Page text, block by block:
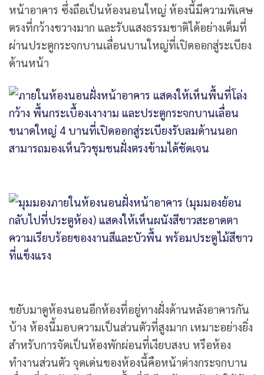
หน้าอาคาร ซึ่งถือเป็นห้องนอนใหญ่ ห้องนี้มีความพิเศษ
ตรงที่กว้างขวางมาก และรับแสงธรรมชาติได้อย่างเต็มที่
ผ่านประตูกระจกบานเลื่อนบานใหญ่ที่เปิดออกสู่ระเบียง
ด้านหน้า
ขยับมาดูห้องนอนอีกห้องที่อยู่ทางฝั่งด้านหลังอาคารกัน
บ้าง ห้องนี้มอบความเป็นส่วนตัวที่สูงมาก เหมาะอย่างยิ่ง
สำหรับการจัดเป็นห้องพักผ่อนที่เงียบสงบ หรือห้อง
ทำงานส่วนตัว จุดเด่นของห้องนี้คือหน้าต่างกระจกบาน